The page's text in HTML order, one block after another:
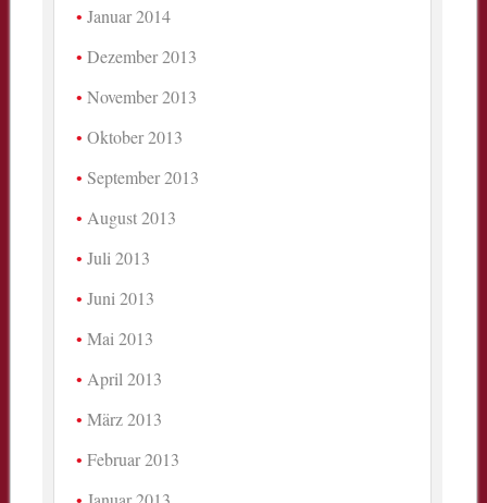
Januar 2014
Dezember 2013
November 2013
Oktober 2013
September 2013
August 2013
Juli 2013
Juni 2013
Mai 2013
April 2013
März 2013
Februar 2013